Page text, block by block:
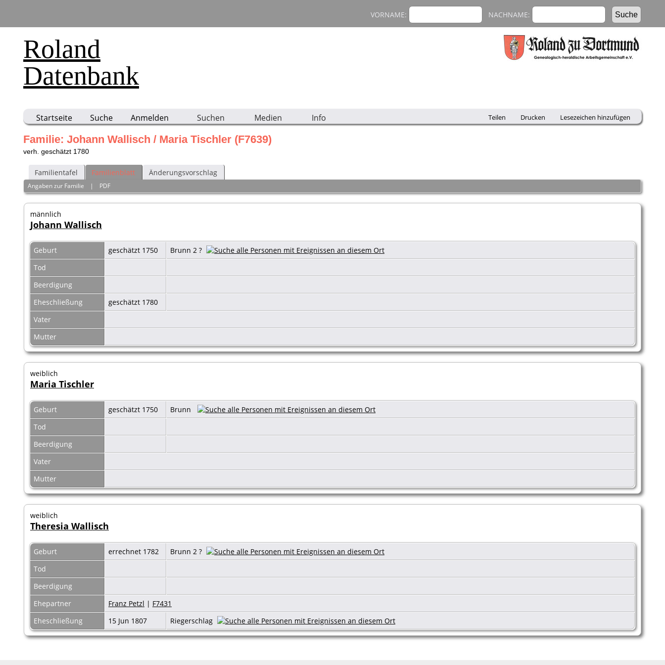
Roland
Datenbank
VORNAME: NACHNAME:
Startseite Suche Anmelden Suchen Medien Info Teilen Drucken Lesezeichen hinzufügen
Familie: Johann Wallisch / Maria Tischler (F7639)
verh. geschätzt 1780
Familientafel Familienblatt Änderungsvorschlag
Angaben zur Familie | PDF
männlich
Johann Wallisch
Geburt geschätzt 1750
Brunn 2 ?
Tod
Beerdigung
Eheschließung
geschätzt 1780
Vater
Mutter
weiblich
Maria Tischler
Geburt geschätzt 1750
Brunn
Tod
Beerdigung
Vater
Mutter
weiblich
Theresia Wallisch
Geburt errechnet 1782
Brunn 2 ?
Tod
Beerdigung
Ehepartner
Franz Petzl | F7431
Eheschließung
15 Jun 1807 Riegerschlag